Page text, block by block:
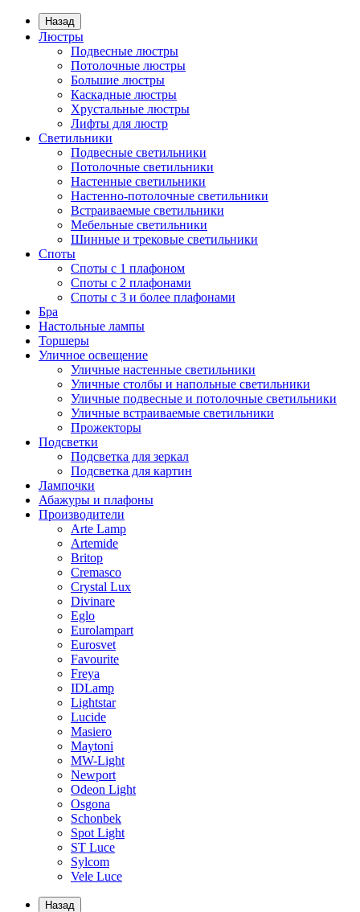
Назад
Люстры
Подвесные люстры
Потолочные люстры
Большие люстры
Каскадные люстры
Хрустальные люстры
Лифты для люстр
Светильники
Подвесные светильники
Потолочные светильники
Настенные светильники
Настенно-потолочные светильники
Встраиваемые светильники
Мебельные светильники
Шинные и трековые светильники
Споты
Споты с 1 плафоном
Споты с 2 плафонами
Споты с 3 и более плафонами
Бра
Настольные лампы
Торшеры
Уличное освещение
Уличные настенные светильники
Уличные столбы и напольные светильники
Уличные подвесные и потолочные светильники
Уличные встраиваемые светильники
Прожекторы
Подсветки
Подсветка для зеркал
Подсветка для картин
Лампочки
Абажуры и плафоны
Производители
Arte Lamp
Artemide
Britop
Cremasco
Crystal Lux
Divinare
Eglo
Eurolampart
Eurosvet
Favourite
Freya
IDLamp
Lightstar
Lucide
Masiero
Maytoni
MW-Light
Newport
Odeon Light
Osgona
Schonbek
Spot Light
ST Luce
Sylcom
Vele Luce
Назад